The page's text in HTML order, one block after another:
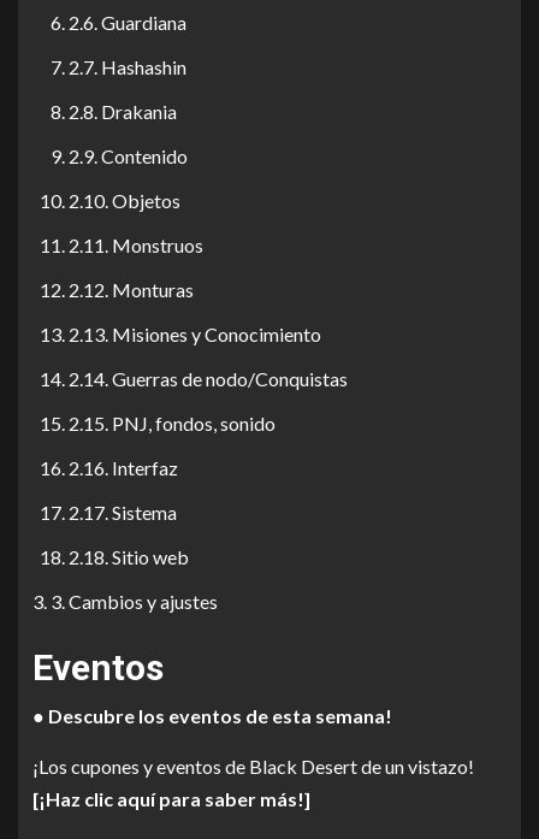
2.6. Guardiana
2.7. Hashashin
2.8. Drakania
2.9. Contenido
2.10. Objetos
2.11. Monstruos
2.12. Monturas
2.13. Misiones y Conocimiento
2.14. Guerras de nodo/Conquistas
2.15. PNJ, fondos, sonido
2.16. Interfaz
2.17. Sistema
2.18. Sitio web
3. Cambios y ajustes
Eventos
● Descubre los eventos de esta semana!
¡Los cupones y eventos de Black Desert de un vistazo!
[¡Haz clic aquí para saber más!]